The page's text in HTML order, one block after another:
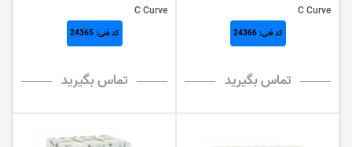
C Curve
کد فنی: 24366
تماس بگیرید
C Curve
کد فنی: 24365
تماس بگیرید